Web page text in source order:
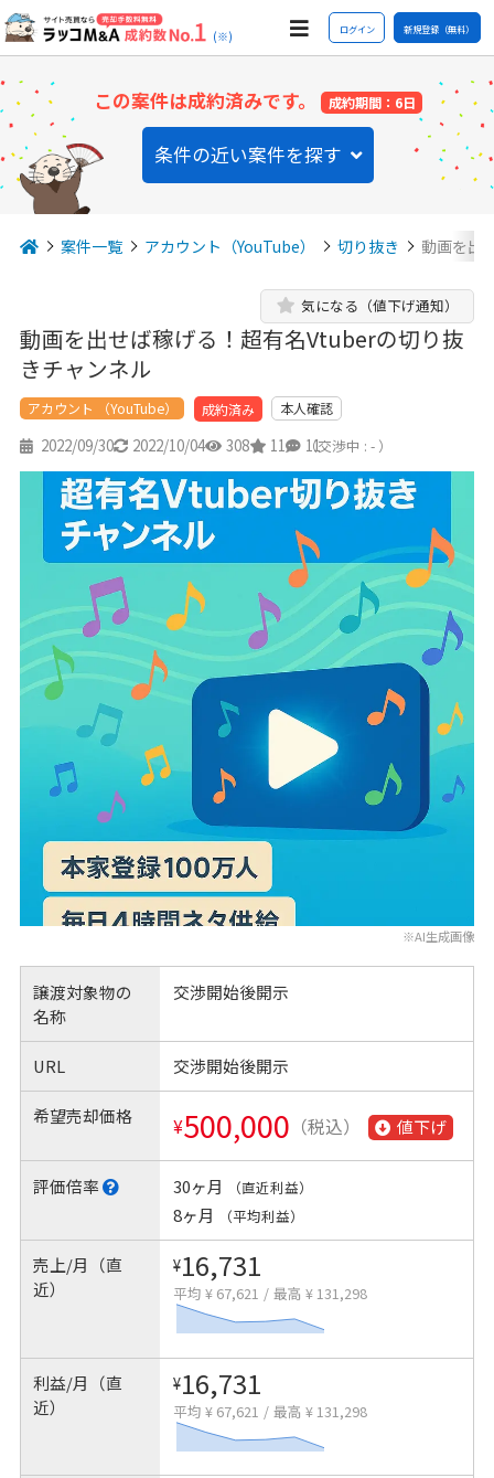
(※) ログイン 新規登録（無料）
この案件は成約済みです。 成約期間：6日
条件の近い案件を探す
案件一覧 アカウント（YouTube） 切り抜き 動画を出
動画を出せば稼げる！超有名Vtuberの切り抜
きチャンネル
気になる（値下げ通知）
アカウント （YouTube） 成約済み 本人確認
2022/09/30 2022/10/04 308 11 11
（交渉中 : - ）
※AI生成画像
譲渡対象物の
名称
交渉開始後開示
URL 交渉開始後開示
希望売却価格 ¥500,000 （税込） 値下げ
評価倍率 30ヶ月 （直近利益）
8ヶ月 （平均利益）
売上/月（直
近）
¥16,731
平均 ¥ 67,621 / 最高 ¥ 131,298
利益/月（直
近）
¥16,731
平均 ¥ 67,621 / 最高 ¥ 131,298